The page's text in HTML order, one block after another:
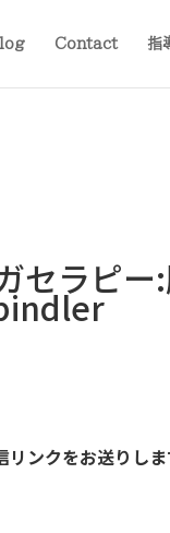
Contact 指
セラピ
ンクをお送りしま